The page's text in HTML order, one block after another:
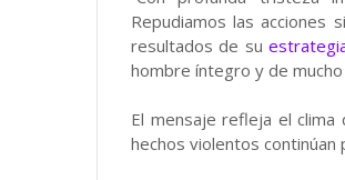
Repudiamos las acciones
resultados de su
hombre íntegro y de
El mensaje refleja el
hechos violentos continúan